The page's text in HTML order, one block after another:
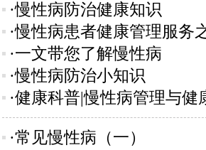
·慢性病防治健康知识
·慢性病患者健康管理服务
·一文带您了解慢性病
·慢性病防治小知识
·健康科普|慢性病管理与健
·常见慢性病（一）